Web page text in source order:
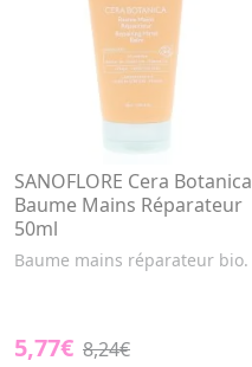
SANOFLORE Cera Botanica
Baume Mains Réparateur
50ml
Baume mains réparateur bio.
5,77€ 8,24€